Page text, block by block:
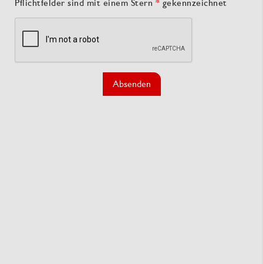
Pflichtfelder sind mit einem Stern * gekennzeichnet
Absenden